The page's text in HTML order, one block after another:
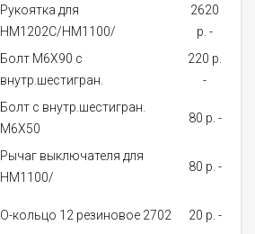
Рукоятка для
HM1202C/HM1100/
2620
p. -
Болт M6X90 с
внутр.шестигран.
220 p.
-
Болт с внутр.шестигран.
М6Х50
80 p. -
Рычаг выключателя для
HM1100/
80 p. -
О-кольцо 12 резиновое 2702 20 p. -